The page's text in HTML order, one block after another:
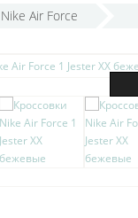
Nike Air Force